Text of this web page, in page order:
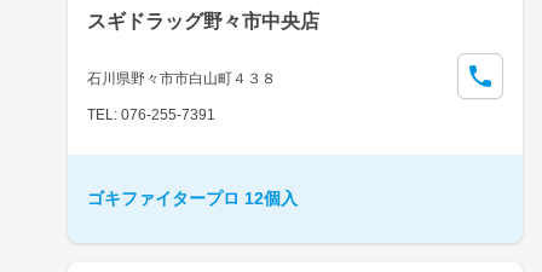
スギドラッグ野々市中央店
石川県野々市市白山町４３８
TEL: 076-255-7391
ゴキファイタープロ 12個入